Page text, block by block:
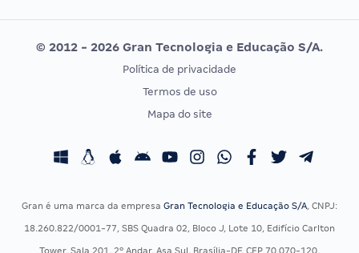
Editais publicados
Vunesp
CONCURSOS POR PROFISSÃO
Concursos Fiscais
EXAME DE ORDEM
Calendário OAB
© 2012 - 2026 Gran Tecnologia e Educação S/A.
Política de privacidade
Termos de uso
Mapa do site
Gran é uma marca da empresa Gran Tecnologia e Educação S/A, CNPJ:
18.260.822/0001-77, SBS Quadra 02, Bloco J, Lote 10, Edifício Carlton
Tower, Sala 201, 2º Andar, Asa Sul, Brasília-DF, CEP 70.070-120.